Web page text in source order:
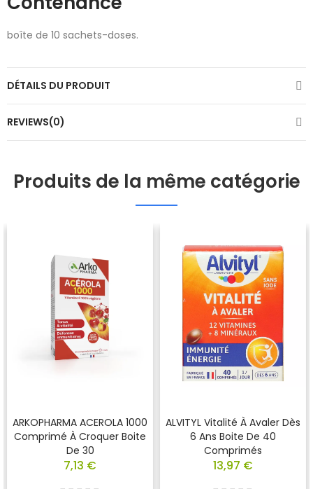
boîte de 10 sachets-doses.
DÉTAILS DU PRODUIT
REVIEWS(0)
Produits de la même catégorie
ARKOPHARMA ACEROLA 1000
Comprimé À Croquer Boite
De 30
7,13 €
ALVITYL Vitalité À Avaler Dès
6 Ans Boite De 40
Comprimés
13,97 €